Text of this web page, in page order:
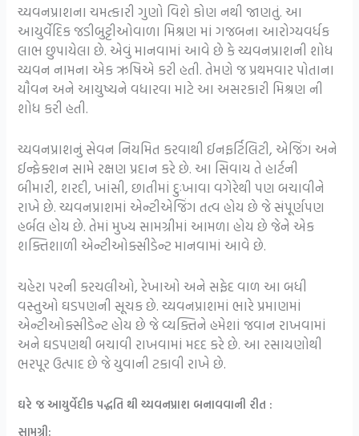
ચ્યવનપ્રાશના ચમત્કારી ગુણો વિશે કોણ નથી જાણતું. આ
આયુર્વેદિક જડીબુટ્ટીઓવાળા મિશ્રણ માં ગજબના આરોગ્યવર્ધક
લાભ છુપાયેલા છે. એવું માનવામાં આવે છે કે ચ્યવનપ્રાશની શોધ
ચ્યવન નામના એક ઋષિએ કરી હતી. તેમણે જ પ્રથમવાર પોતાના
યૌવન અને આયુષ્યને વધારવા માટે આ અસરકારી મિશ્રણ ની
શોધ કરી હતી.
ચ્યવનપ્રાશનું સેવન નિયમિત કરવાથી ઈનફર્ટિલિટી, એજિંગ અને
ઈન્ફેક્શન સામે રક્ષણ પ્રદાન કરે છે. આ સિવાય તે હાર્ટની
બીમારી, શરદી, ખાંસી, છાતીમાં દુઃખાવા વગેરેથી પણ બચાવીને
રાખે છે. ચ્યવનપ્રાશમાં એન્ટીએજિંગ તત્વ હોય છે જે સંપૂર્ણપણ
હર્બલ હોય છે. તેમાં મુખ્ય સામગ્રીમાં આમળા હોય છે જેને એક
શક્તિશાળી એન્ટીઓક્સીડેન્ટ માનવામાં આવે છે.
ચહેરા પરની કરચલીઓ, રેખાઓ અને સફેદ વાળ આ બધી
વસ્તુઓ ઘડપણની સૂચક છે. ચ્યવનપ્રાશમાં ભારે પ્રમાણમાં
એન્ટીઓક્સીડેન્ટ હોય છે જે વ્યક્તિને હમેશાં જવાન રાખવામાં
અને ઘડપણથી બચાવી રાખવામાં મદદ કરે છે. આ રસાયણોથી
ભરપૂર ઉત્પાદ છે જે યુવાની ટકાવી રાખે છે.
ઘરે જ આયુર્વેદીક પદ્ધતિ થી ચ્યવનપ્રાશ બનાવવાની રીત :
સામગ્રી: